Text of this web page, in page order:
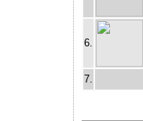
6.
7.